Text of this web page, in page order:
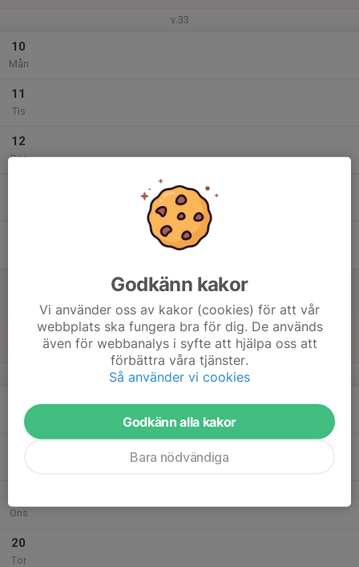
v.33
10
Mån
11
Tis
12
Ons
v.34
Mån
Ons
20
Tor
Godkänn kakor
Vi använder oss av kakor (cookies) för att vår
webbplats ska fungera bra för dig. De används
även för webbanalys i syfte att hjälpa oss att
förbättra våra tjänster.
Så använder vi cookies
Godkänn alla kakor
Bara nödvändiga